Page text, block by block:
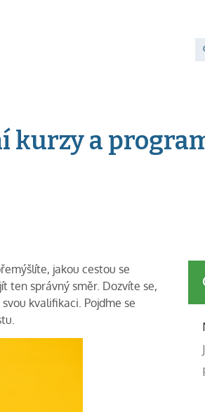
kurzy a
jakou cestou se
ten správný směr. Dozvíte se,
kvalifikaci. Pojďme se